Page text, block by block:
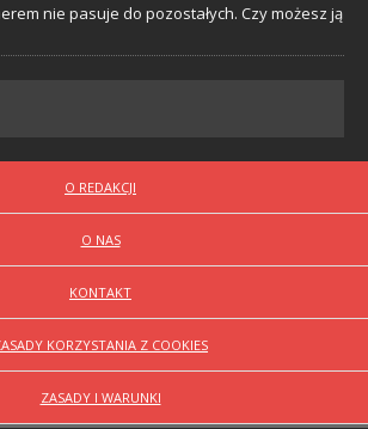
nie pasuje do pozostałych. Czy możesz ją
O REDAKCJI
O NAS
KONTAKT
KORZYSTANIA Z COOKIES
ZASADY I WARUNKI